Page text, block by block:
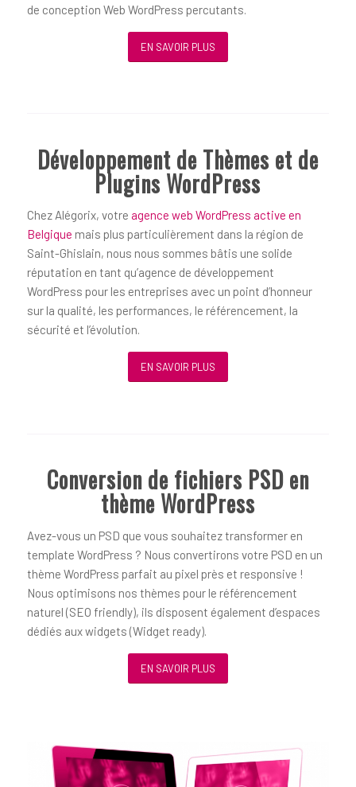
de conception Web WordPress percutants.
EN SAVOIR PLUS
Développement de Thèmes et de
Plugins WordPress
Chez Alégorix, votre agence web WordPress active en
Belgique mais plus particulièrement dans la région de
Saint-Ghislain, nous nous sommes bâtis une solide
réputation en tant qu’agence de développement
WordPress pour les entreprises avec un point d’honneur
sur la qualité, les performances, le référencement, la
sécurité et l’évolution.
EN SAVOIR PLUS
Conversion de fichiers PSD en
thème WordPress
Avez-vous un PSD que vous souhaitez transformer en
template WordPress ? Nous convertirons votre PSD en un
thème WordPress parfait au pixel près et responsive !
Nous optimisons nos thèmes pour le référencement
naturel (SEO friendly), ils disposent également d’espaces
dédiés aux widgets (Widget ready).
EN SAVOIR PLUS